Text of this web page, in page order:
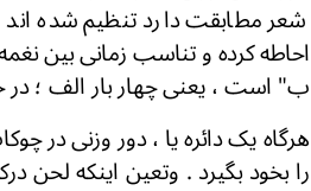
شعر مطابقت دارد تنظیم شده
احاطه کرده و تناسب زمانی بین
ب" است ، یعنی چهار بار
هرگاه یک دائره یا ، دور وزنی در
را بخود بگیرد . وتعین اینکه